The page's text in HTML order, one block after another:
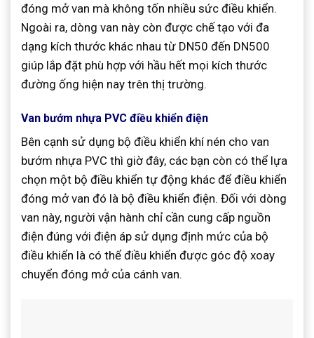
đóng mở van mà không tốn nhiều sức điều khiển.
Ngoài ra, dòng van này còn được chế tạo với đa
dạng kích thước khác nhau từ DN50 đến DN500
giúp lắp đặt phù hợp với hầu hết mọi kích thước
đường ống hiện nay trên thị trường.
Van bướm nhựa PVC điều khiển điện
Bên cạnh sử dụng bộ điều khiển khí nén cho van
bướm nhựa PVC thì giờ đây, các bạn còn có thể lựa
chọn một bộ điều khiển tự động khác để điều khiển
đóng mở van đó là bộ điều khiển điện. Đối với dòng
van này, người vận hành chỉ cần cung cấp nguồn
điện đúng với điện áp sử dụng định mức của bộ
điều khiển là có thể điều khiển được góc độ xoay
chuyển đóng mở của cánh van.